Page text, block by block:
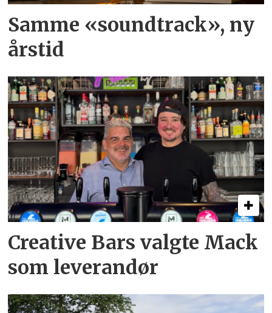
Samme «soundtrack», ny
årstid
Creative Bars valgte Mack
som leverandør